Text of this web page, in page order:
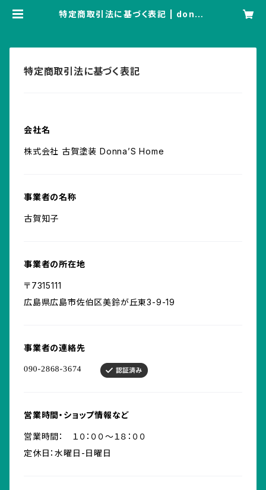
特定商取引法に基づく表記 | donna
特定商取引法に基づく表記
会社名
株式会社 古賀塗装 Donna’S Home
事業者の名称
古賀知子
事業者の所在地
〒7315111
広島県広島市佐伯区美鈴が丘東3-9-19
事業者の連絡先
営業時間・ショップ情報など
営業時間： １０：００〜１８：００
定休日：水曜日-日曜日